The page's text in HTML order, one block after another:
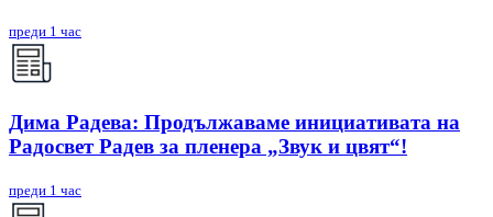
преди 1 час
Дима Радева: Продължаваме инициативата на
Радосвет Радев за пленера „Звук и цвят“!
преди 1 час